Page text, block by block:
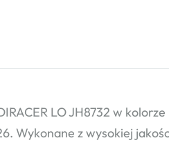
LO JH8732 w
Wykonane z wysokiej